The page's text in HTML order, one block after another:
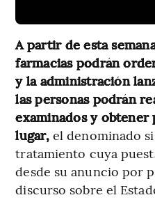
A partir de esta
farmacias podrán
y la administración
las personas podrán
examinados y
lugar,el denominado
tratamiento cuya
desde su anuncio por
discurso sobre el